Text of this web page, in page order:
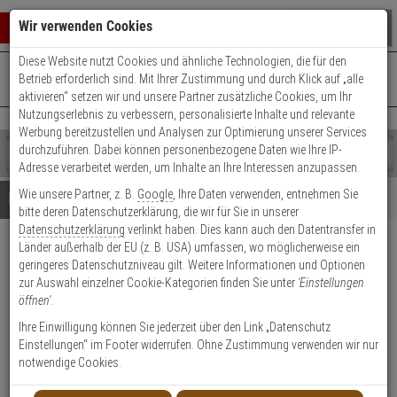
0 ARTIKEL IM WARENKORB
Ihr Warenkorb ist momentan leer.
Ergebnisse ()
Fertig
Shop
durchsuchen
Bitte
geben
Sie
mindestens
Zeichen
ein,
um
Suche
Es
wurde
noch
Kategorien
Suche
gestartet
+49 (0)821 899 493-0Mo. - Do.: 8:00 - 16:30 | Fr.: 8:00 - 14:00 Uhr
Kontaktservice nutzen
Details Beratung
Satel APB-200 Funk
Überfalltaster
Produktmerkmale
Datenblatt drucken
Wir verwenden Cookies
Diese Website nutzt Cookies und ähnliche Technologien, die für den
Betrieb erforderlich sind. Mit Ihrer Zustimmung und durch Klick auf „alle
aktivieren“ setzen wir und unsere Partner zusätzliche Cookies, um Ihr
Nutzungserlebnis zu verbessern, personalisierte Inhalte und relevante
Werbung bereitzustellen und Analysen zur Optimierung unserer Services
durchzuführen. Dabei können personenbezogene Daten wie Ihre IP-
Adresse verarbeitet werden, um Inhalte an Ihre Interessen anzupassen.
Wie unsere Partner, z. B. Google , Ihre Daten verwenden, entnehmen Sie
bitte deren Datenschutzerklärung, die wir für Sie in unserer
Datenschutzerklärung verlinkt haben. Dies kann auch den Datentransfer in
Länder außerhalb der EU (z. B. USA) umfassen, wo möglicherweise ein
geringeres Datenschutzniveau gilt. Weitere Informationen und Optionen
zur Auswahl einzelner Cookie-Kategorien finden Sie unter 'Einstellungen
öffnen'.
Ihre Einwilligung können Sie jederzeit über den Link „Datenschutz
Einstellungen“ im Footer widerrufen. Ohne Zustimmung verwenden wir nur
notwendige Cookies.